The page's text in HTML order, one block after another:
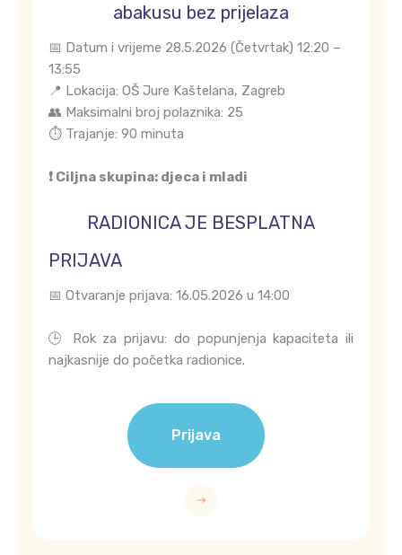
abakusu bez prijelaza
📅 Datum i vrijeme 28.5.2026 (Četvrtak) 12:20 –
13:55
📍 Lokacija: OŠ Jure Kaštelana, Zagreb
👥 Maksimalni broj polaznika: 25
⏱️ Trajanje: 90 minuta
❗ Ciljna skupina: djeca i mladi
RADIONICA JE BESPLATNA
PRIJAVA
📅 Otvaranje prijava: 16.05.2026 u 14:00
🕒 Rok za prijavu: do popunjenja kapaciteta ili
najkasnije do početka radionice.
Prijava